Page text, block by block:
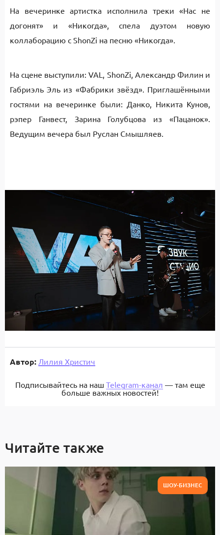
На вечеринке артистка исполнила треки «Нас не
догонят» и «Никогда», спела дуэтом новую
коллаборацию с ShonZi на песню «Никогда».
На сцене выступили: VAL, ShonZi, Александр Филин и
Габриэль Эль из «Фабрики звёзд». Приглашёнными
гостями на вечеринке были: Данко, Никита Кунов,
рэпер Ганвест, Зарина Голубцова из «Пацанок».
Ведущим вечера был Руслан Смышляев.
Автор: Лилия Христич
Подписывайтесь на наш Telegram-канал — там еще
больше важных новостей!
Читайте также
ШОУ-БИЗНЕС